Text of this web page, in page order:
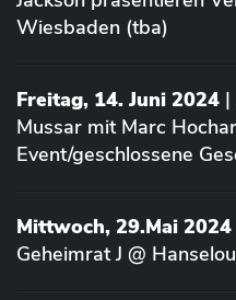
Wiesbaden (tba)
Freitag, 14. Juni 2024 |
Mussar mit Marc
Event/geschlossene
Mittwoch, 29.Mai 2024
Geheimrat J @